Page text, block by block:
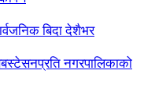
बिदा देशैभर
नगरपालिकाको